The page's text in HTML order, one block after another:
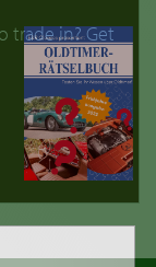
trade in? Get